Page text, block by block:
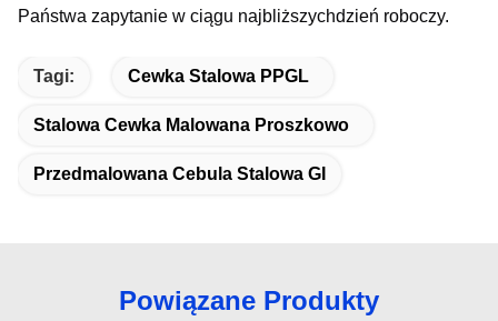
Państwa zapytanie w ciągu najbliższychdzień roboczy.
Tagi: Cewka Stalowa PPGL
Stalowa Cewka Malowana Proszkowo
Przedmalowana Cebula Stalowa GI
Powiązane Produkty